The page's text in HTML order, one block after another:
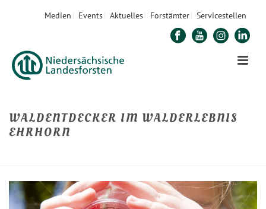
Medien Events Aktuelles Forstämter Servicestellen
WALDENTDECKER IM WALDERLEBNIS
EHRHORN